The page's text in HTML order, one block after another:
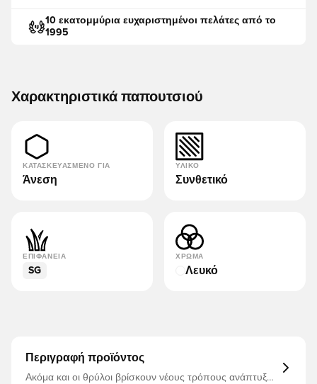
10 εκατομμύρια ευχαριστημένοι πελάτες από το
1995
Χαρακτηριστικά παπουτσιού
ΚΑΤΑΣΚΕΥΑΣΜΈΝΟ ΓΙΑ
Άνεση
ΥΛΙΚΌ
Συνθετικό
ΕΠΙΦΆΝΕΙΑ
SG
ΧΡΏΜΑ
Λευκό
Περιγραφή προϊόντος
Ακόμα και οι θρύλοι βρίσκουν νέους τρόπους ανάπτυξης